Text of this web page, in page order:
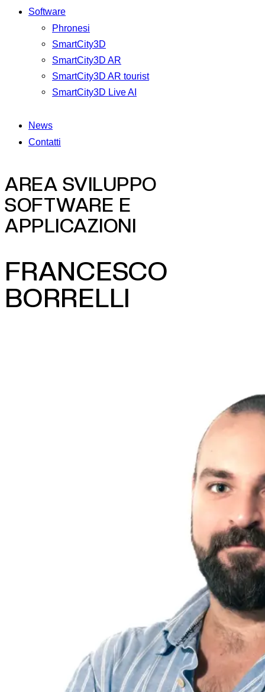
Software
Phronesi
SmartCity3D
SmartCity3D AR
SmartCity3D AR tourist
SmartCity3D Live AI
News
Contatti
AREA SVILUPPO
SOFTWARE E
APPLICAZIONI
FRANCESCO
BORRELLI